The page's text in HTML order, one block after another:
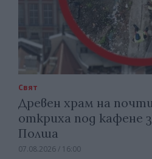
Свят
Древен храм на
откриха под кафене
Полша
07.08.2026 / 16:00